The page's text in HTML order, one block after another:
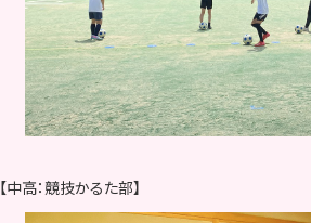
【中高：競技かるた部】